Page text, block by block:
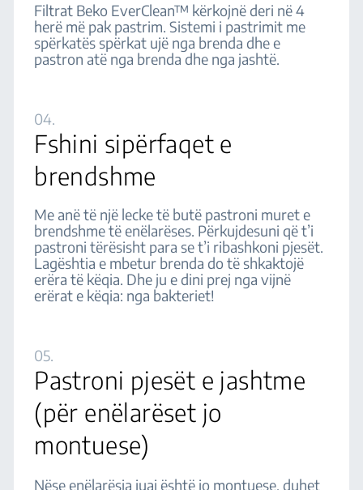
Filtrat Beko EverClean™ kërkojnë deri në 4
herë më pak pastrim. Sistemi i pastrimit me
spërkatës spërkat ujë nga brenda dhe e
pastron atë nga brenda dhe nga jashtë.
04.
Fshini sipërfaqet e
brendshme
Me anë të një lecke të butë pastroni muret e
brendshme të enëlarëses. Përkujdesuni që t’i
pastroni tërësisht para se t’i ribashkoni pjesët.
Lagështia e mbetur brenda do të shkaktojë
erëra të këqia. Dhe ju e dini prej nga vijnë
erërat e këqia: nga bakteriet!
05.
Pastroni pjesët e jashtme
(për enëlarëset jo
montuese)
Nëse enëlarësja juaj është jo montuese, duhet